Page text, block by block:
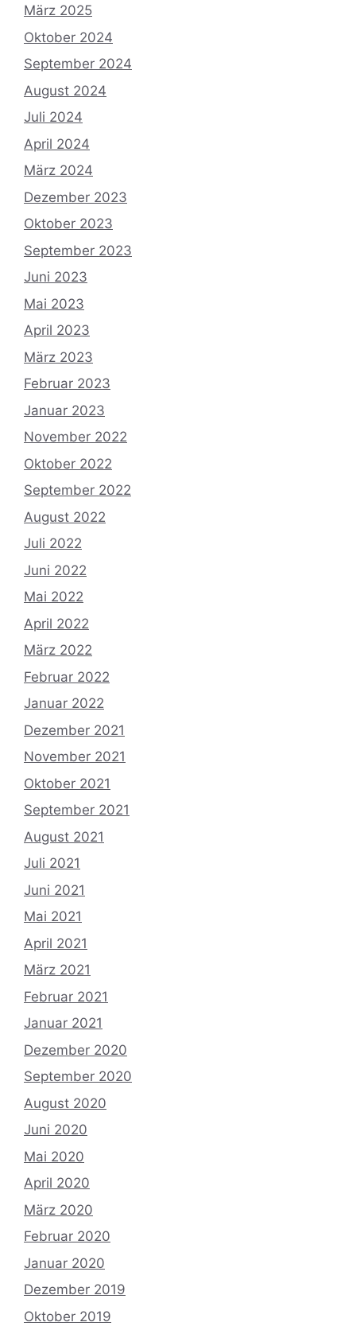
März 2025
Oktober 2024
September 2024
August 2024
Juli 2024
April 2024
März 2024
Dezember 2023
Oktober 2023
September 2023
Juni 2023
Mai 2023
April 2023
März 2023
Februar 2023
Januar 2023
November 2022
Oktober 2022
September 2022
August 2022
Juli 2022
Juni 2022
Mai 2022
April 2022
März 2022
Februar 2022
Januar 2022
Dezember 2021
November 2021
Oktober 2021
September 2021
August 2021
Juli 2021
Juni 2021
Mai 2021
April 2021
März 2021
Februar 2021
Januar 2021
Dezember 2020
September 2020
August 2020
Juni 2020
Mai 2020
April 2020
März 2020
Februar 2020
Januar 2020
Dezember 2019
Oktober 2019